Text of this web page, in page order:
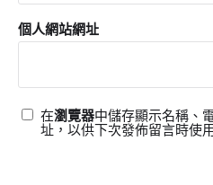
個人網站網址
在瀏覽器中儲存顯示名稱、
址，以供下次發佈留言時使